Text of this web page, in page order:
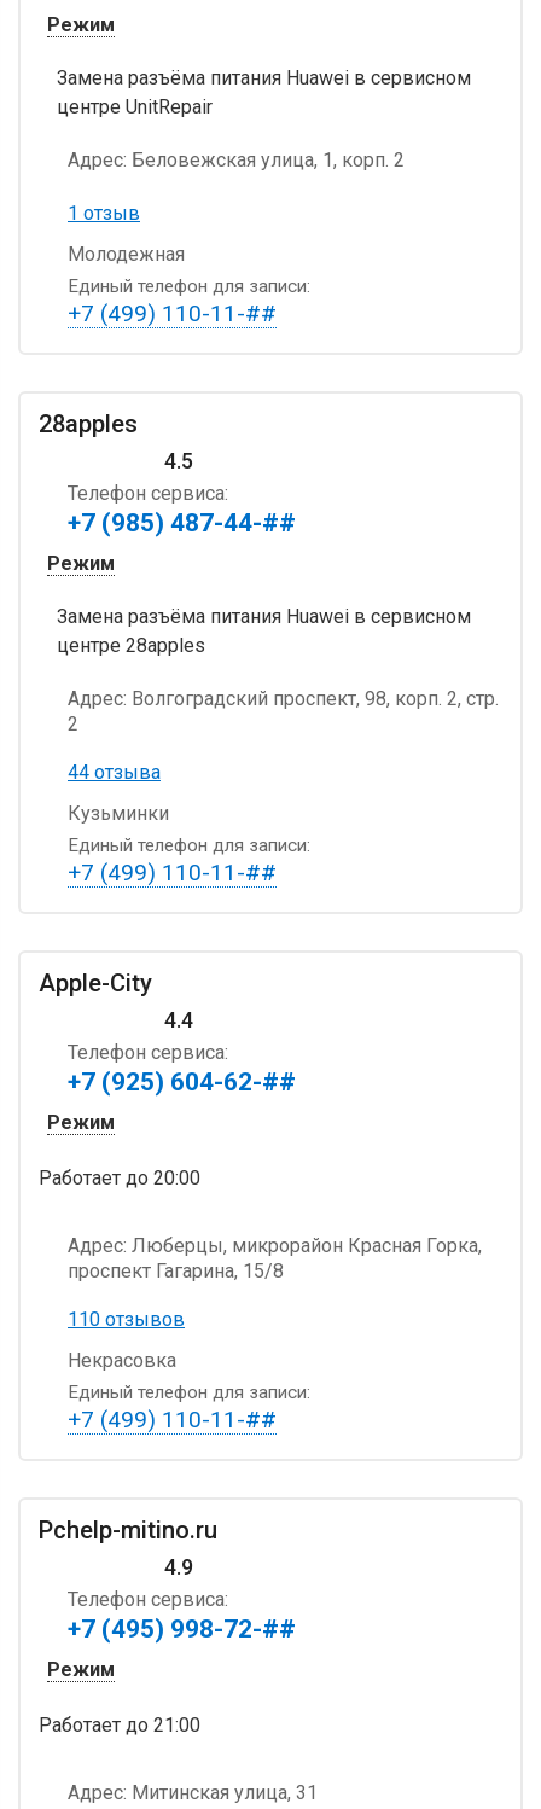
Режим
Замена разъёма питания Huawei в сервисном
центре UnitRepair
Адрес: Беловежская улица, 1, корп. 2
1 отзыв
Молодежная
Единый телефон для записи:
+7 (499) 110-11-##
28apples
4.5
Телефон сервиса:
+7 (985) 487-44-##
Режим
Замена разъёма питания Huawei в сервисном
центре 28apples
Адрес: Волгоградский проспект, 98, корп. 2, стр.
2
44 отзыва
Кузьминки
Единый телефон для записи:
+7 (499) 110-11-##
Apple-City
4.4
Телефон сервиса:
+7 (925) 604-62-##
Режим
Работает до 20:00
Адрес: Люберцы, микрорайон Красная Горка,
проспект Гагарина, 15/8
110 отзывов
Некрасовка
Единый телефон для записи:
+7 (499) 110-11-##
Pchelp-mitino.ru
4.9
Телефон сервиса:
+7 (495) 998-72-##
Режим
Работает до 21:00
Адрес: Митинская улица, 31